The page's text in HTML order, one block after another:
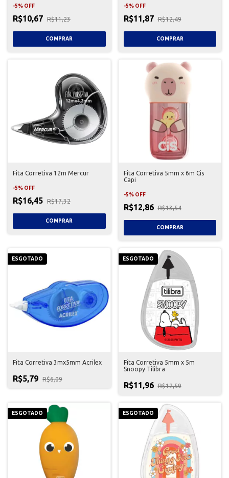
-5% OFF
R$10,67 R$11,23
-5% OFF
R$11,87 R$12,49
Fita Corretiva 12m Mercur
-5% OFF
R$16,45 R$17,32
Fita Corretiva 5mm x 6m Cis
Capi
-5% OFF
R$12,86 R$13,54
ESGOTADO
Fita Corretiva 3mx5mm Acrilex
R$5,79 R$6,09
ESGOTADO
Fita Corretiva 5mm x 5m
Snoopy Tilibra
R$11,96 R$12,59
ESGOTADO ESGOTADO